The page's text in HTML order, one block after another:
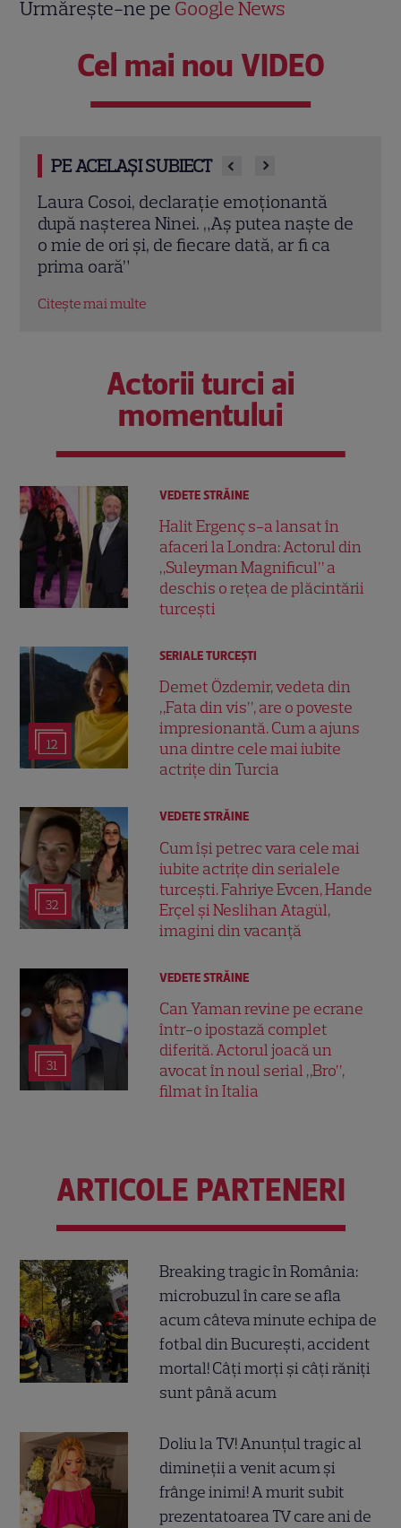
Urmărește-ne pe Google News
Cel mai nou VIDEO
PE ACELAȘI SUBIECT
Iuliana Pepene, despre silueta de
invidiat: „Ridic 85 de kilograme”. Ce
alimente evită vedeta Antena 1.
EXCLUSIV
Citește mai multe
Actorii turci ai
momentului
VEDETE STRĂINE
Halit Ergenç s-a lansat în
afaceri la Londra: Actorul din
„Suleyman Magnificul” a
deschis o rețea de plăcintării
turcești
12
SERIALE TURCEŞTI
Demet Özdemir, vedeta din
„Fata din vis”, are o poveste
impresionantă. Cum a ajuns
una dintre cele mai iubite
actrițe din Turcia
32
VEDETE STRĂINE
Cum își petrec vara cele mai
iubite actrițe din serialele
turcești. Fahriye Evcen, Hande
Erçel și Neslihan Atagül,
imagini din vacanță
31
VEDETE STRĂINE
Can Yaman revine pe ecrane
într-o ipostază complet
diferită. Actorul joacă un
avocat în noul serial „Bro”,
filmat în Italia
ARTICOLE PARTENERI
Breaking tragic în România:
microbuzul în care se afla
acum câteva minute echipa de
fotbal din București, accident
mortal! Câți morți și câți răniți
sunt până acum
Doliu la TV! Anunțul tragic al
dimineții a venit acum și
frânge inimi! A murit subit
prezentatoarea TV care ani de